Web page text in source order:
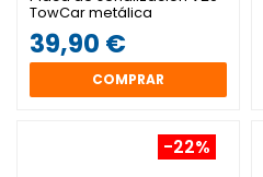
TowCar metálica
39,90 €
COMPRAR
-22%